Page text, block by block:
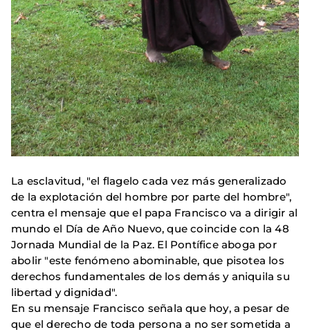
La esclavitud, "el flagelo cada vez más generalizado
de la explotación del hombre por parte del hombre",
centra el mensaje que el papa Francisco va a dirigir al
mundo el Día de Año Nuevo, que coincide con la 48
Jornada Mundial de la Paz. El Pontífice aboga por
abolir "este fenómeno abominable, que pisotea los
derechos fundamentales de los demás y aniquila su
libertad y dignidad".
En su mensaje Francisco señala que hoy, a pesar de
que el derecho de toda persona a no ser sometida a